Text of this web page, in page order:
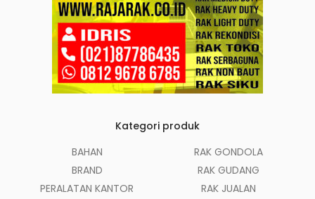
Kategori produk
BAHAN
BRAND
PERALATAN KANTOR
RAK GONDOLA
RAK GUDANG
RAK JUALAN